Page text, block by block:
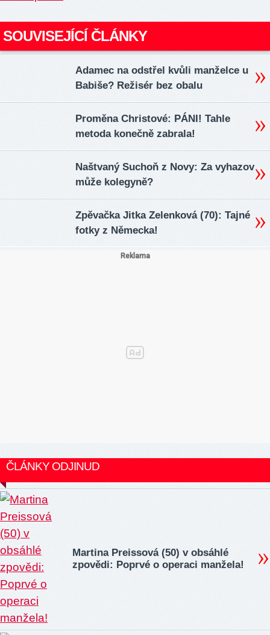
SOUVISEJÍCÍ ČLÁNKY
Adamec na odstřel kvůli manželce u
Babiše? Režisér bez obalu
Proměna Christové: PÁNI! Tahle
metoda konečně zabrala!
Naštvaný Suchoň z Novy: Za vyhazov
může kolegyně?
Zpěvačka Jitka Zelenková (70): Tajné
fotky z Německa!
ČLÁNKY ODJINUD
Martina Preissová (50) v obsáhlé
zpovědi: Poprvé o operaci manžela!